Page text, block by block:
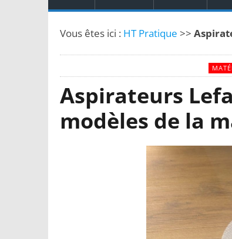
Vous êtes ici : HT Pratique >>
Aspirateurs
modèles de la